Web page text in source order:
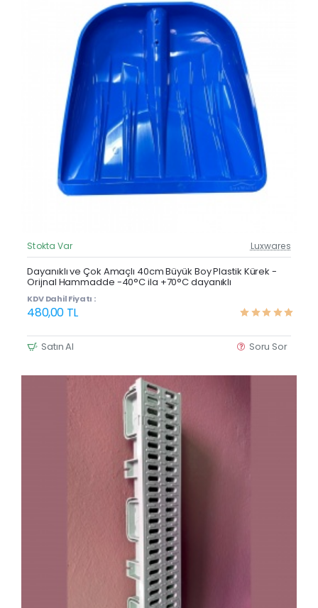
Güncel Fiyat
Yeni Ürün
Stokta Var Luxwares
Dayanıklı ve Çok Amaçlı 40cm Büyük Boy Plastik Kürek -
Orijnal Hammadde -40°C ila +70°C dayanıklı
KDV Dahil Fiyatı :
480,00 TL
Satın Al Soru Sor